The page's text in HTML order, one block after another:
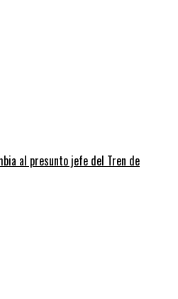
al presunto jefe del Tren de